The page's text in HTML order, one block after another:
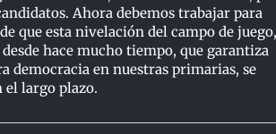
Ahora debemos trabajar para
que esta nivelación del campo de juego,
hace mucho tiempo, que garantiza
democracia en nuestras primarias, se
el largo plazo.